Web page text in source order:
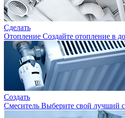
Сделать
Отопление Создайте отопление в
Создать
Смеситель Выберите свой лучший